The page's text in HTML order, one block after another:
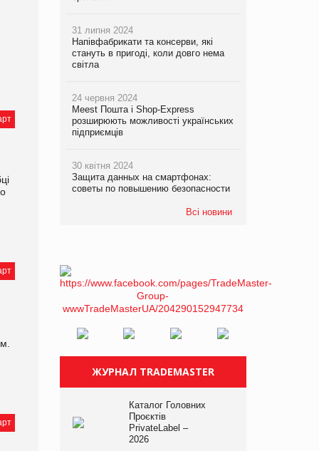
31 липня 2024
Напівфабрикати та консерви, які
стануть в пригоді, коли довго нема
світла
24 червня 2024
Meest Пошта і Shop-Express
розширюють можливості українських
підприємців
30 квітня 2024
Защита данных на смартфонах:
советы по повышению безопасности
Всі новини
ЖУРНАЛ TRADEMASTER
Каталог Головних
Проєктів
PrivateLabel –
2026